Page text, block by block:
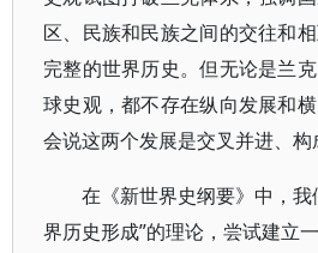
区、民族和民族之间的交往和
完整的世界历史。但无论是兰
球史观，都不存在纵向发展和
会说这两个发展是交叉并进、构
在《新世界史纲要》中，
界历史形成”的理论，尝试建立